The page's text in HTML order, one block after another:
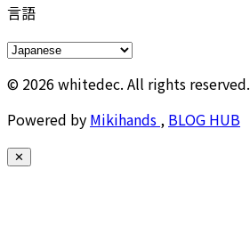
言語
© 2026 whitedec. All rights reserved.
Powered by Mikihands , BLOG HUB
✕